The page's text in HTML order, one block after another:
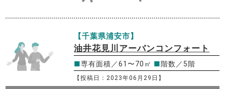
【千葉県浦安市】
油井花見川アーバンコンフォート
■専有面積／61〜70㎡ ■階数／5階
【投稿日：2023年06月29日】